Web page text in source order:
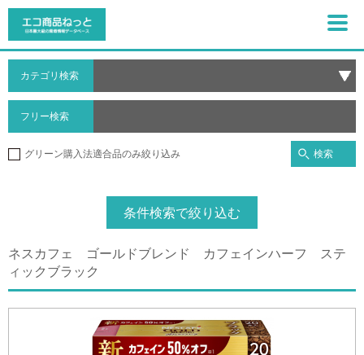
カテゴリ検索
フリー検索
グリーン購入法適合品のみ絞り込み 検索
条件検索で絞り込む
ネスカフェ ゴールドブレンド カフェインハーフ ステ
ィックブラック